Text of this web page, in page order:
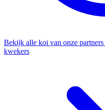
Bekijk alle koi van onze partners
kwekers